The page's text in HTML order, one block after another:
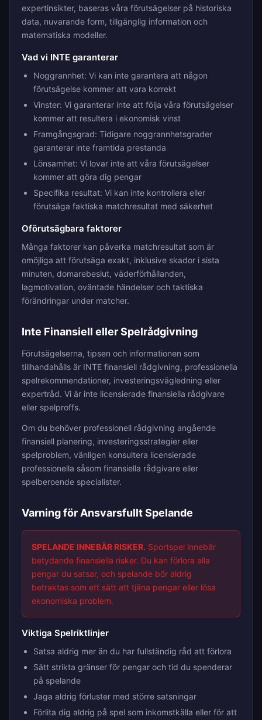
expertinsikter, baseras våra förutsägelser på historiska
data, nuvarande form, tillgänglig information och
matematiska modeller.
Vad vi INTE garanterar
Noggrannhet: Vi kan inte garantera att någon
förutsägelse kommer att vara korrekt
Vinster: Vi garanterar inte att följa våra förutsägelser
kommer att resultera i ekonomisk vinst
Framgångsgrad: Tidigare noggrannhetsgrader
garanterar inte framtida prestanda
Lönsamhet: Vi lovar inte att våra förutsägelser
kommer att göra dig pengar
Specifika resultat: Vi kan inte kontrollera eller
förutsäga faktiska matchresultat med säkerhet
Oförutsägbara faktorer
Många faktorer kan påverka matchresultat som är
omöjliga att förutsäga exakt, inklusive skador i sista
minuten, domarebeslut, väderförhållanden,
lagmotivation, oväntade händelser och taktiska
förändringar under matcher.
Inte Finansiell eller Spelrådgivning
Förutsägelserna, tipsen och informationen som
tillhandahålls är INTE finansiell rådgivning, professionella
spelrekommendationer, investeringsvägledning eller
expertråd. Vi är inte licensierade finansiella rådgivare
eller spelproffs.
Om du behöver professionell rådgivning angående
finansiell planering, investeringsstrategier eller
spelproblem, vänligen konsultera licensierade
professionella såsom finansiella rådgivare eller
spelberoende specialister.
Varning för Ansvarsfullt Spelande
SPELANDE INNEBÄR RISKER. Sportspel innebär
betydande finansiella risker. Du kan förlora alla
pengar du satsar, och spelande bör aldrig
betraktas som ett sätt att tjäna pengar eller lösa
ekonomiska problem.
Viktiga Spelriktlinjer
Satsa aldrig mer än du har fullständig råd att förlora
Sätt strikta gränser för pengar och tid du spenderar
på spelande
Jaga aldrig förluster med större satsningar
Förlita dig aldrig på spel som inkomstkälla eller för att